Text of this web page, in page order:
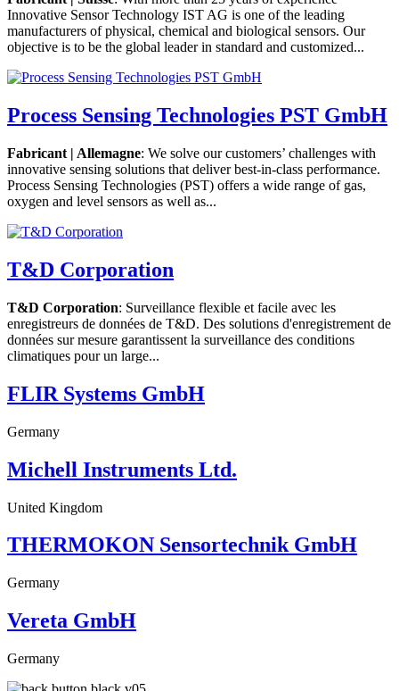
Innovative Sensor Technology IST AG is one of the leading
manufacturers of physical, chemical and biological sensors. Our
objective is to be the global leader in standard and customized...
Process Sensing Technologies PST GmbH
Fabricant | Allemagne: We solve our customers’ challenges with
innovative sensing solutions that deliver best-in-class performance.
Process Sensing Technologies (PST) offers a wide range of gas,
oxygen and level sensors as well as...
T&D Corporation
T&D Corporation: Surveillance flexible et facile avec les
enregistreurs de données de T&D. Des solutions d'enregistrement de
données sur mesure garantissent la surveillance des conditions
climatiques pour un large...
FLIR Systems GmbH
Germany
Michell Instruments Ltd.
United Kingdom
THERMOKON Sensortechnik GmbH
Germany
Vereta GmbH
Germany